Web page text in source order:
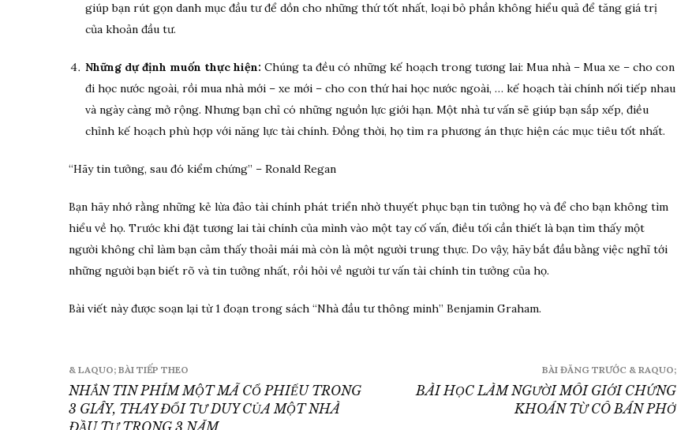
giúp bạn rút gọn danh mục đầu tư để dồn cho những thứ tốt nhất, loại bỏ phần không hiểu quả để tăng giá trị
của khoản đầu tư.
Những dự định muốn thực hiện: Chúng ta đều có những kế hoạch trong tương lai: Mua nhà – Mua xe – cho con
đi học nước ngoài, rồi mua nhà mới – xe mới – cho con thứ hai học nước ngoài, … kế hoạch tài chính nối tiếp nhau
và ngày càng mở rộng. Nhưng bạn chỉ có những nguồn lực giới hạn. Một nhà tư vấn sẽ giúp bạn sắp xếp, điều
chỉnh kế hoạch phù hợp với năng lực tài chính. Đồng thời, họ tìm ra phương án thực hiện các mục tiêu tốt nhất.
“Hãy tin tưởng, sau đó kiểm chứng” – Ronald Regan
Bạn hãy nhớ rằng những kẻ lừa đảo tài chính phát triển nhờ thuyết phục bạn tin tưởng họ và để cho bạn không tìm
hiểu về họ. Trước khi đặt tương lai tài chính của mình vào một tay cố vấn, điều tối cần thiết là bạn tìm thấy một
người không chỉ làm bạn cảm thấy thoải mái mà còn là một người trung thực. Do vậy, hãy bắt đầu bằng việc nghĩ tới
những người bạn biết rõ và tin tưởng nhất, rồi hỏi về người tư vấn tài chính tin tưởng của họ.
Bài viết này được soạn lại từ 1 đoạn trong sách “Nhà đầu tư thông minh” Benjamin Graham.
hướng
bài
BÀI ĐĂNG TRƯỚC & RAQUO;
BÀI HỌC LÀM NGƯỜI MÔI GIỚI CHỨNG
KHOÁN TỪ CÔ BÁN PHỞ
& LAQUO; BÀI TIẾP THEO
NHẮN TIN PHÍM MỘT MÃ CỔ PHIẾU TRONG
3 GIÂY, THAY ĐỔI TƯ DUY CỦA MỘT NHÀ
ĐẦU TƯ TRONG 3 NĂM